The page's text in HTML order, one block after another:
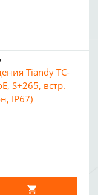
Tiandy TC-
S+265, встр.
IP67)